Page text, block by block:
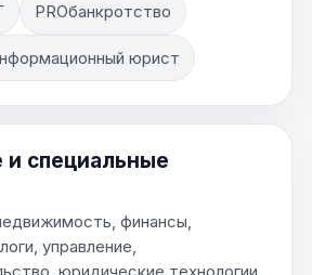
PROбанкротство
юрист
специальные
финансы,
управление,